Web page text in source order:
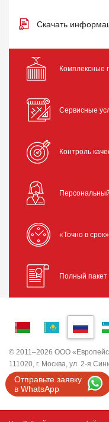
Отправьте заявку
в WhatsApp
Скачать
Комплексные
Сервисные
Контроль
«Точно в
Полный пакет
© 2011–2026 ООО
111020, г. Москва, ул. 2-я
помещение I, комната 5
ИНН 7743820503 ООО "ЕМК"